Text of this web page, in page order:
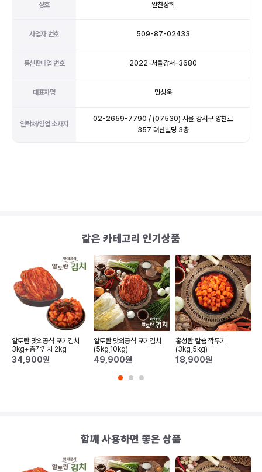
상호 알찬상회
사업자 번호 509-87-02433
통신판매업 번호 2022-서울강서-3680
대표자명 민성욱
연락처/영업 소재지
02-2659-7790 / (07530) 서울 강서구 양천로
357 려산빌딩 3층
같은 카테고리 인기상품
알토란 맛의공식 포기김치
3kg+총각김치 2kg
34,900원
알토란 맛의공식 포기김치
(5kg,10kg)
49,900원
홍성란 칼슘 깍두기
(3kg,5kg)
18,900원
함께 사용하면 좋은 상품